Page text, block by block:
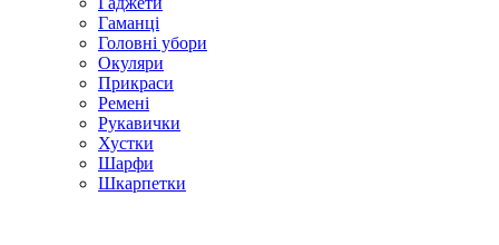
Гаманці
Головні убори
Окуляри
Прикраси
Ремені
Рукавички
Хустки
Шарфи
Шкарпетки